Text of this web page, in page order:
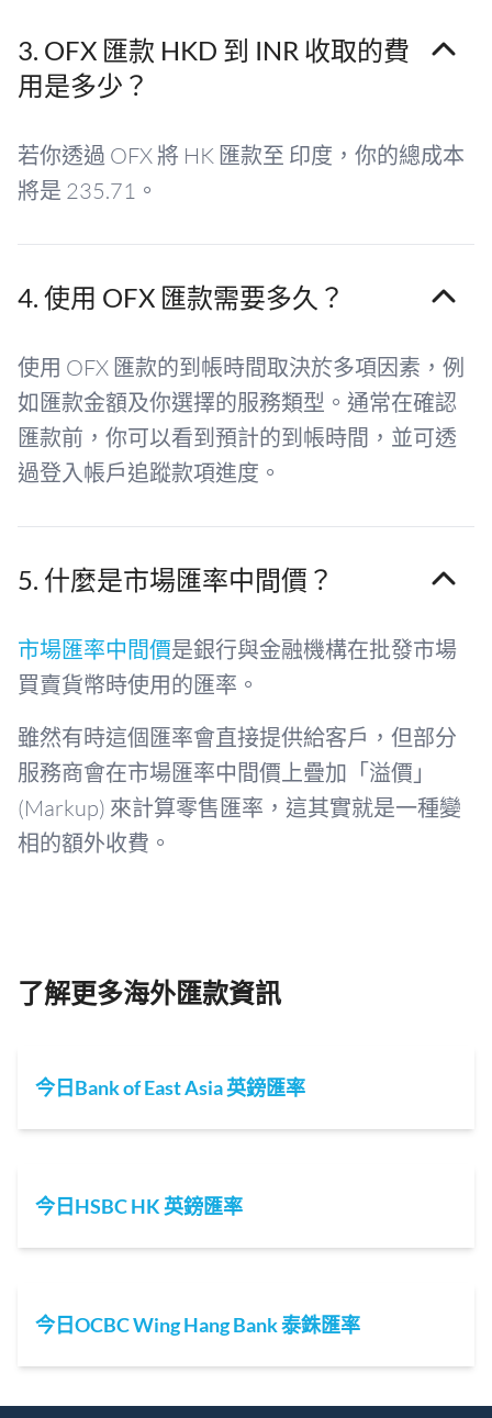
3. OFX 匯款 HKD 到 INR 收取的費
用是多少？
若你透過 OFX 將 HK 匯款至 印度，你的總成本
將是 235.71。
4. 使用 OFX 匯款需要多久？
使用 OFX 匯款的到帳時間取決於多項因素，例
如匯款金額及你選擇的服務類型。通常在確認
匯款前，你可以看到預計的到帳時間，並可透
過登入帳戶追蹤款項進度。
5. 什麼是市場匯率中間價？
市場匯率中間價是銀行與金融機構在批發市場
買賣貨幣時使用的匯率。
雖然有時這個匯率會直接提供給客戶，但部分
服務商會在市場匯率中間價上疊加「溢價」
(Markup) 來計算零售匯率，這其實就是一種變
相的額外收費。
了解更多海外匯款資訊
今日Bank of East Asia 英鎊匯率
今日HSBC HK 英鎊匯率
今日OCBC Wing Hang Bank 泰銖匯率